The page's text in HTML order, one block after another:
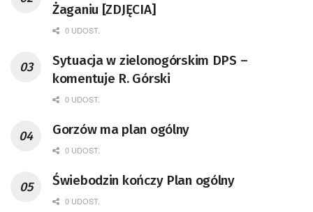
Żaganiu [ZDJĘCIA]
0 UDOST.
Sytuacja w zielonogórskim DPS –
komentuje R. Górski
0 UDOST.
Gorzów ma plan ogólny
0 UDOST.
Świebodzin kończy Plan ogólny
0 UDOST.